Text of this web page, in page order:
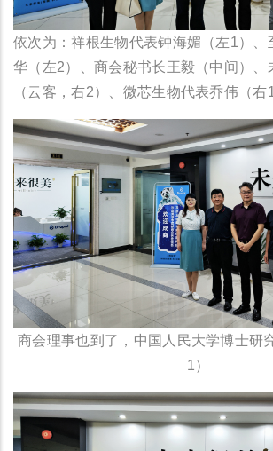
依次为：祥根生物代表钟海媚（左1）、
华（左2）、商会秘书长王毅（中间）、
（云客，右2）、微芯生物代表乔伟（右1
商会理事也到了，中国人民大学博士研
1）